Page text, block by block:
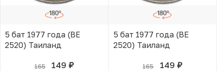
5 бат 1977 года (BE
2520) Таиланд
165 149 руб.
В КОРЗИНЕ
5 бат 1977 года (BE
2520) Таиланд
165 149 руб.
В КОРЗИНЕ